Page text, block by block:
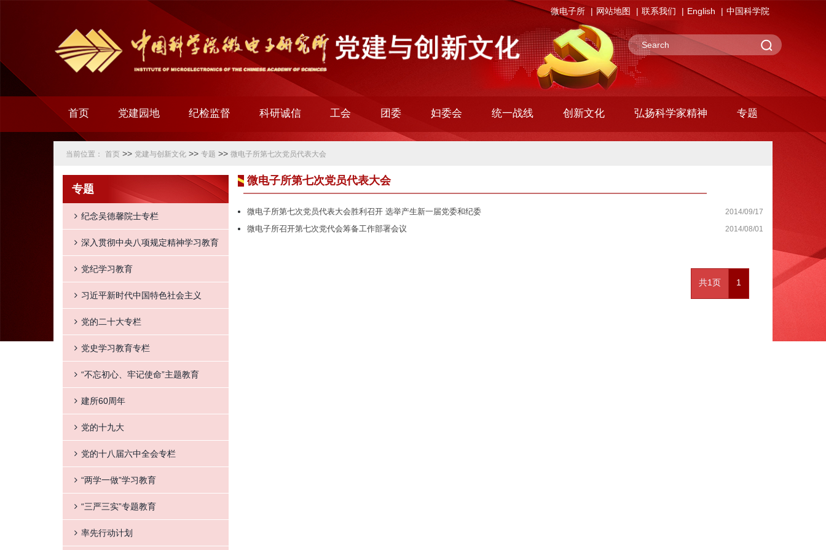
微电子所 网站地图 联系我们 English 中国科学院
首页 党建园地 纪检监督 科研诚信 工会 团委 妇委会 统一战线 创新文化 弘扬科学家精神 专题
当前位置： 首页 >> 党建与创新文化 >> 专题 >> 微电子所第七次党员代表大会
专题
纪念吴德馨院士专栏
深入贯彻中央八项规定精神学习教育
党纪学习教育
习近平新时代中国特色社会主义
党的二十大专栏
党史学习教育专栏
“不忘初心、牢记使命”主题教育
建所60周年
党的十九大
党的十八届六中全会专栏
“两学一做”学习教育
“三严三实”专题教育
率先行动计划
微电子所第七次党员代表大会
微电子所第七次党员代表大会胜利召开 选举产生新一届党委和纪委 2014/09/17
微电子所召开第七次党代会筹备工作部署会议 2014/08/01
共1页 1